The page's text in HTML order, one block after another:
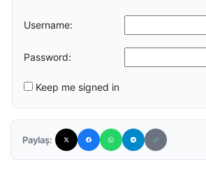
Username:
Password:
Keep me signed in
Paylaş: